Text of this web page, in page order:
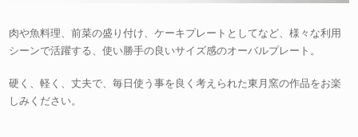
肉や魚料理、前菜の盛り付け、ケーキプレートとしてなど、様々な利用
シーンで活躍する、使い勝手の良いサイズ感のオーバルプレート。
硬く、軽く、丈夫で、毎日使う事を良く考えられた東月窯の作品をお楽
しみください。